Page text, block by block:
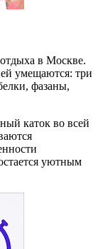
в Москве.
умещаются: три
фазаны,
каток во всей
уютным